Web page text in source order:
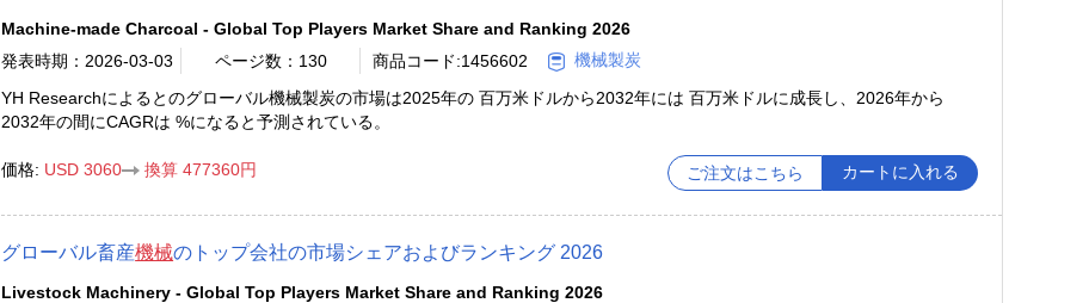
Machine-made Charcoal - Global Top Players Market Share and Ranking 2026
発表時期：2026-03-03
ページ数：130 商品コード:1456602
機械製炭
YH Researchによるとのグローバル機械製炭の市場は2025年の 百万米ドルから2032年には 百万米ドルに成長し、2026年から
2032年の間にCAGRは %になると予測されている。
価格: USD 3060 換算 477360円 ご注文はこちら カートに入れる
グローバル畜産機械のトップ会社の市場シェアおよびランキング 2026
Livestock Machinery - Global Top Players Market Share and Ranking 2026